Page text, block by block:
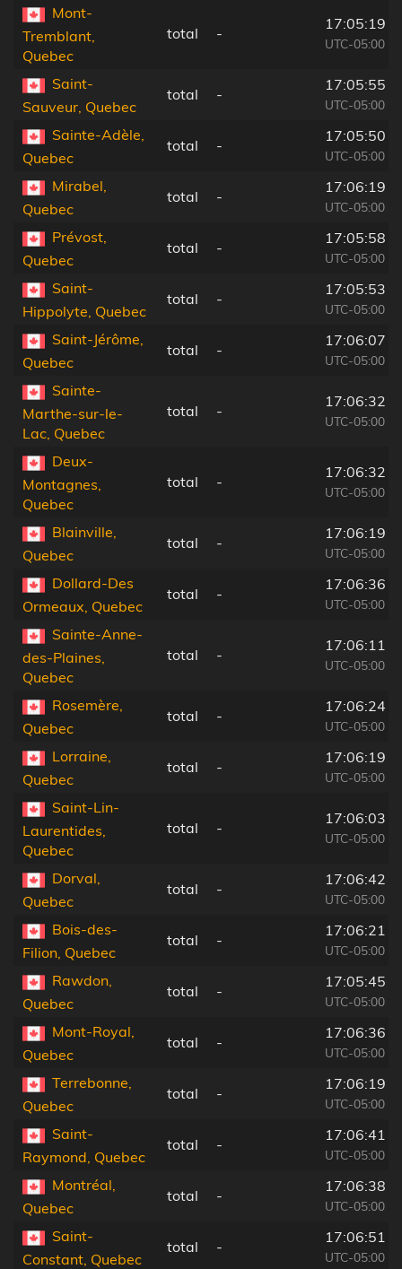
Mont-
Tremblant,
Quebec
total -
17:05:19
UTC-05:00
Saint-
Sauveur, Quebec
total -
17:05:55
UTC-05:00
Sainte-Adèle,
Quebec
total -
17:05:50
UTC-05:00
Mirabel,
Quebec
total -
17:06:19
UTC-05:00
Prévost,
Quebec
total -
17:05:58
UTC-05:00
Saint-
Hippolyte, Quebec
total -
17:05:53
UTC-05:00
Saint-Jérôme,
Quebec
total -
17:06:07
UTC-05:00
Sainte-
Marthe-sur-le-
Lac, Quebec
total -
17:06:32
UTC-05:00
Deux-
Montagnes,
Quebec
total -
17:06:32
UTC-05:00
Blainville,
Quebec
total -
17:06:19
UTC-05:00
Dollard-Des
Ormeaux, Quebec
total -
17:06:36
UTC-05:00
Sainte-Anne-
des-Plaines,
Quebec
total -
17:06:11
UTC-05:00
Rosemère,
Quebec
total -
17:06:24
UTC-05:00
Lorraine,
Quebec
total -
17:06:19
UTC-05:00
Saint-Lin-
Laurentides,
Quebec
total -
17:06:03
UTC-05:00
Dorval,
Quebec
total -
17:06:42
UTC-05:00
Bois-des-
Filion, Quebec
total -
17:06:21
UTC-05:00
Rawdon,
Quebec
total -
17:05:45
UTC-05:00
Mont-Royal,
Quebec
total -
17:06:36
UTC-05:00
Terrebonne,
Quebec
total -
17:06:19
UTC-05:00
Saint-
Raymond, Quebec
total -
17:06:41
UTC-05:00
Montréal,
Quebec
total -
17:06:38
UTC-05:00
Saint-
Constant, Quebec
total -
17:06:51
UTC-05:00